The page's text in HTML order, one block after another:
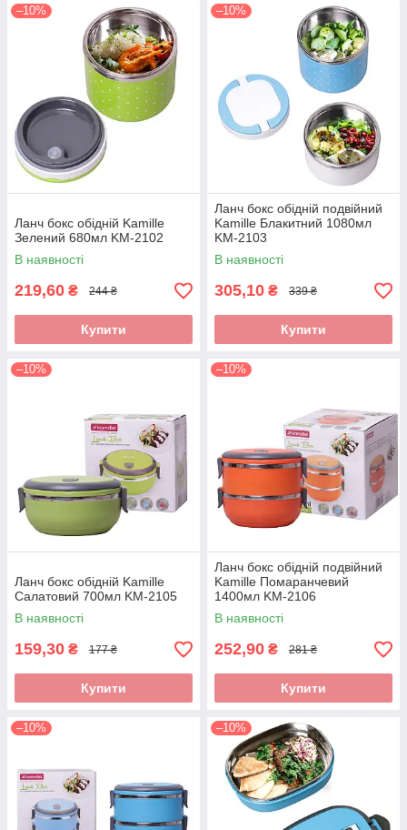
–10%
Ланч бокс обідній Kamille
Зелений 680мл KM-2102
В наявності
219,60 ₴ 244 ₴
Купити
–10%
Ланч бокс обідній подвійний
Kamille Блакитний 1080мл
KM-2103
В наявності
305,10 ₴ 339 ₴
Купити
–10%
Ланч бокс обідній Kamille
Салатовий 700мл KM-2105
В наявності
159,30 ₴ 177 ₴
Купити
–10%
Ланч бокс обідній подвійний
Kamille Помаранчевий
1400мл KM-2106
В наявності
252,90 ₴ 281 ₴
Купити
–10% –10%